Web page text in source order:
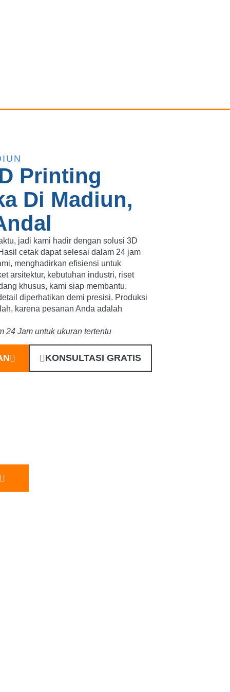
Printing
Di Madiun,
jadi kami hadir dengan solusi 3D
cetak dapat selesai dalam 24 jam
menghadirkan efisiensi untuk
arsitektur, kebutuhan industri, riset
khusus, kami siap membantu.
diperhatikan demi presisi. Produksi
karena pesanan Anda adalah
24 Jam untuk ukuran tertentu
KONSULTASI GRATIS